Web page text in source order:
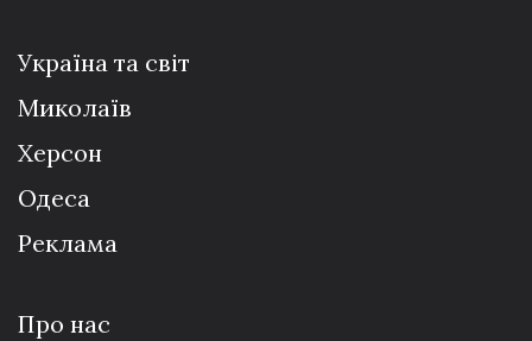
Україна та світ
Миколаїв
Херсон
Одеса
Реклама
Про нас